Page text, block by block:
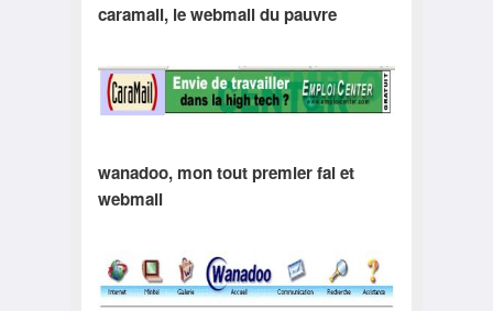
caramail, le webmail du pauvre
wanadoo, mon tout premier fai et
webmail